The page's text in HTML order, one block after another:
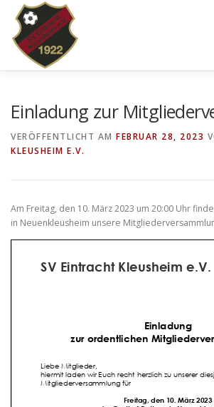
Inhalt
springen
TEAMS 2025/26
DOWNLOADS SHOP
Einladung zur
VERÖFFENTLICHT AM FEBRUAR 28, 2023
KLEUSHEIM E.V.
Am Freitag, den 10. März 2023 um 20:00 Uhr
in Neuenkleusheim unsere